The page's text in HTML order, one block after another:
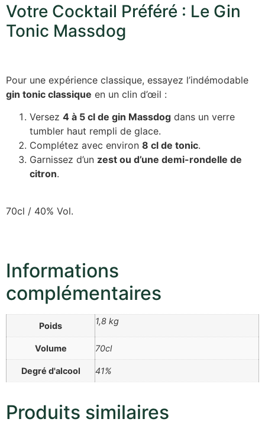
Votre Cocktail Préféré : Le Gin
Tonic Massdog
Pour une expérience classique, essayez l’indémodable
gin tonic classique en un clin d’œil :
Versez 4 à 5 cl de gin Massdog dans un verre
tumbler haut rempli de glace.
Complétez avec environ 8 cl de tonic.
Garnissez d’un zest ou d’une demi-rondelle de
citron.
70cl / 40% Vol.
Informations
complémentaires
Poids 1,8 kg
Volume 70cl
Degré d'alcool 41%
Produits similaires